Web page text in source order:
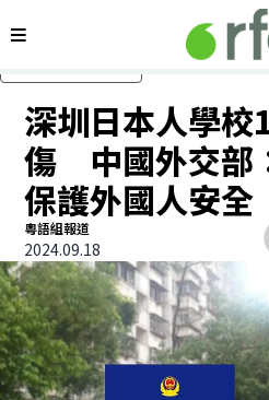
內容分類
深圳日本人學校
傷 中國外交部
保護外國人安全
粵語組報道
2024.09.18